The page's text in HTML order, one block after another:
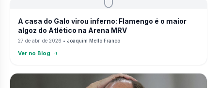
A casa do Galo virou inferno: Flamengo é o maior
algoz do Atlético na Arena MRV
27 de abr. de 2026 • Joaquim Mello Franco
Ver no Blog